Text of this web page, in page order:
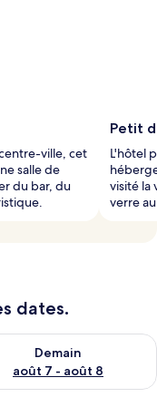
s
v
s
ville, cet
salle de
du bar, du
Petit
L'hôtel
visité la
verre
dates.
6 - août 7
Demain
août 7 - août 8
la disponibilité pour